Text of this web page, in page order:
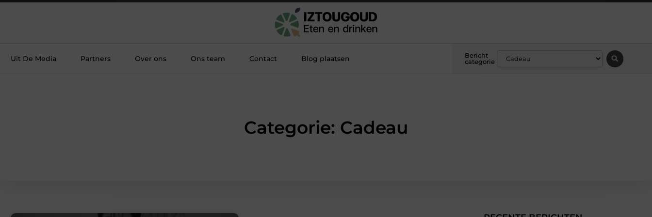
Uit De Media Partners Over ons Ons team Contact Blog plaatsen
Bericht
categorie
Categorie: Cadeau